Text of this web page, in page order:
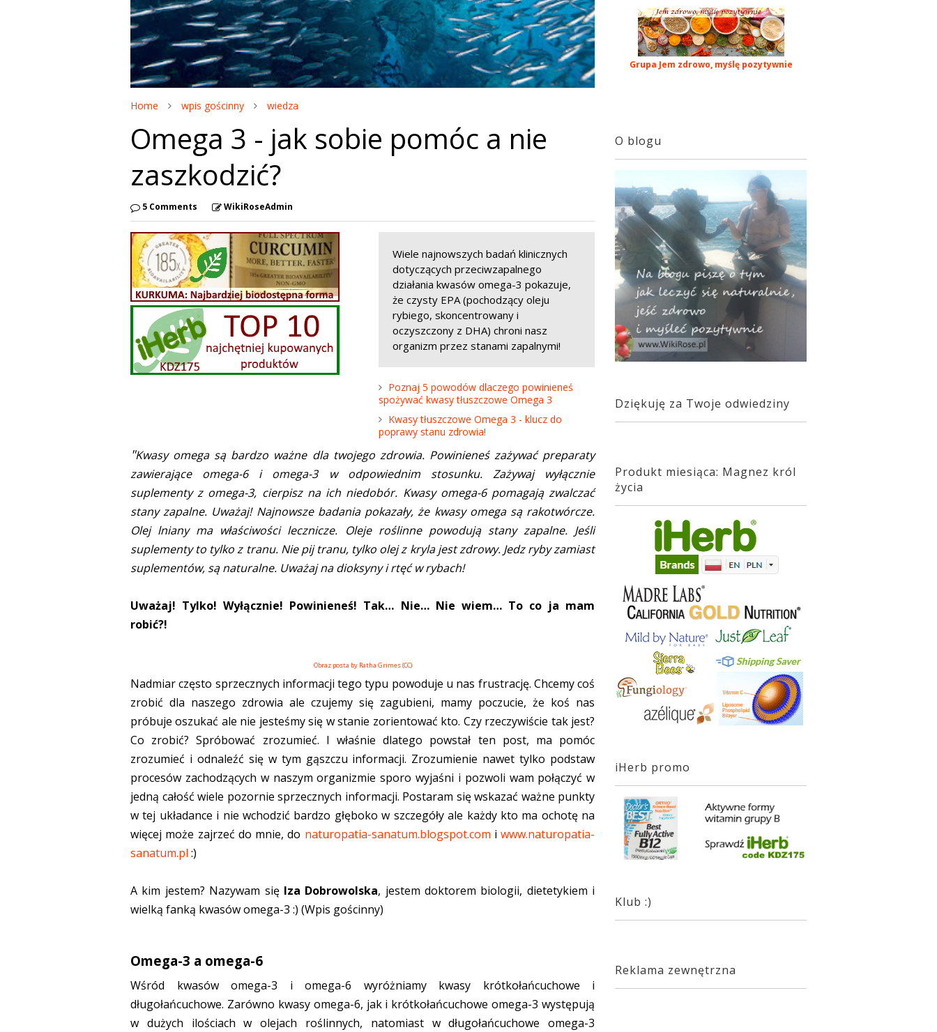
Home wpis gościnny wiedza
Omega 3 - jak sobie pomóc a nie
zaszkodzić?
5 Comments WikiRoseAdmin
Wiele najnowszych badań klinicznych
dotyczących przeciwzapalnego
działania kwasów omega-3 pokazuje,
że czysty EPA (pochodzący oleju
rybiego, skoncentrowany i
oczyszczony z DHA) chroni nasz
organizm przez stanami zapalnymi!
Poznaj 5 powodów dlaczego powinieneś
spożywać kwasy tłuszczowe Omega 3
Kwasy tłuszczowe Omega 3 - klucz do
poprawy stanu zdrowia!
"Kwasy omega są bardzo ważne dla twojego zdrowia. Powinieneś zażywać preparaty
zawierające omega-6 i omega-3 w odpowiednim stosunku. Zażywaj wyłącznie
suplementy z omega-3, cierpisz na ich niedobór. Kwasy omega-6 pomagają zwalczać
stany zapalne. Uważaj! Najnowsze badania pokazały, że kwasy omega są rakotwórcze.
Olej lniany ma właściwości lecznicze. Oleje roślinne powodują stany zapalne. Jeśli
suplementy to tylko z tranu. Nie pij tranu, tylko olej z kryla jest zdrowy. Jedz ryby zamiast
suplementów, są naturalne. Uważaj na dioksyny i rtęć w rybach!
Uważaj! Tylko! Wyłącznie! Powinieneś! Tak… Nie… Nie wiem… To co ja mam
robić?!
Obraz posta by Ratha Grimes (CC)
Nadmiar często sprzecznych informacji tego typu powoduje u nas frustrację. Chcemy coś
zrobić dla naszego zdrowia ale czujemy się zagubieni, mamy poczucie, że koś nas
próbuje oszukać ale nie jesteśmy się w stanie zorientować kto. Czy rzeczywiście tak jest?
Co zrobić? Spróbować zrozumieć. I właśnie dlatego powstał ten post, ma pomóc
zrozumieć i odnaleźć się w tym gąszczu informacji. Zrozumienie nawet tylko podstaw
procesów zachodzących w naszym organizmie sporo wyjaśni i pozwoli wam połączyć w
jedną całość wiele pozornie sprzecznych informacji. Postaram się wskazać ważne punkty
w tej układance i nie wchodzić bardzo głęboko w szczegóły ale każdy kto ma ochotę na
więcej może zajrzeć do mnie, do naturopatia-sanatum.blogspot.com iwww.naturopatia-
sanatum.pl :)
A kim jestem? Nazywam się Iza Dobrowolska, jestem doktorem biologii, dietetykiem i
wielką fanką kwasów omega-3 :) (Wpis gościnny)
Omega-3 a omega-6
Wśród kwasów omega-3 i omega-6 wyróżniamy kwasy krótkołańcuchowe i
długołańcuchowe. Zarówno kwasy omega-6, jak i krótkołańcuchowe omega-3 występują
w dużych ilościach w olejach roślinnych, natomiast w długołańcuchowe omega-3
Grupa Jem zdrowo, myślę pozytywnie
O blogu
Dziękuję za Twoje odwiedziny
Produkt miesiąca: Magnez król
życia
iHerb promo
Klub :)
Reklama zewnętrzna